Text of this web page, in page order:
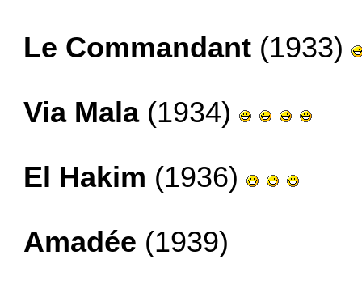
Le Commandant (1933)
Via Mala (1934)
El Hakim (1936)
Amadée (1939)